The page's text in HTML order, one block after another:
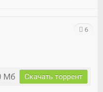
Мб Скачать торрент
6